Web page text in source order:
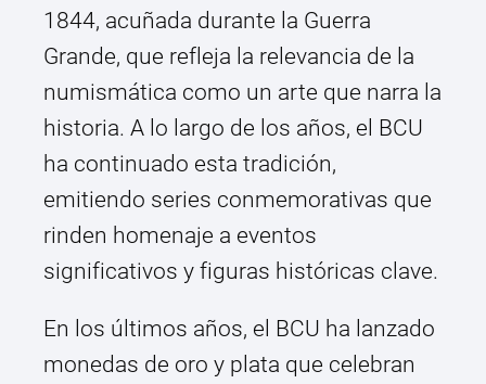
1844, acuñada durante la Guerra
Grande, que refleja la relevancia de la
numismática como un arte que narra la
historia. A lo largo de los años, el BCU
ha continuado esta tradición,
emitiendo series conmemorativas que
rinden homenaje a eventos
significativos y figuras históricas clave.
En los últimos años, el BCU ha lanzado
monedas de oro y plata que celebran